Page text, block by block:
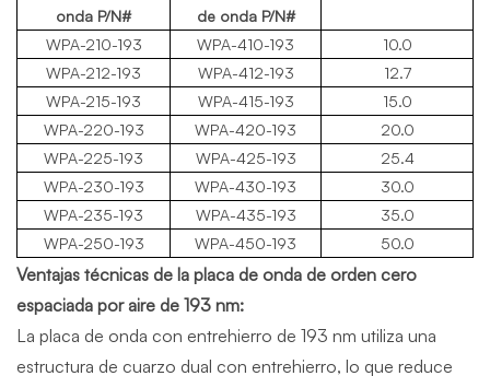
onda P/N#
de onda P/N#
WPA-210-193 WPA-410-193
10.0
WPA-212-193 WPA-412-193
12.7
WPA-215-193 WPA-415-193
15.0
WPA-220-193 WPA-420-193
20.0
WPA-225-193 WPA-425-193
25.4
WPA-230-193 WPA-430-193
30.0
WPA-235-193 WPA-435-193
35.0
WPA-250-193 WPA-450-193 50.0
Ventajas técnicas de la placa de onda de orden cero
espaciada por aire de 193 nm:
La placa de onda con entrehierro de 193 nm utiliza una
estructura de cuarzo dual con entrehierro, lo que reduce